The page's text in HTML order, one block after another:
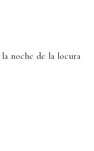
noche de la locura